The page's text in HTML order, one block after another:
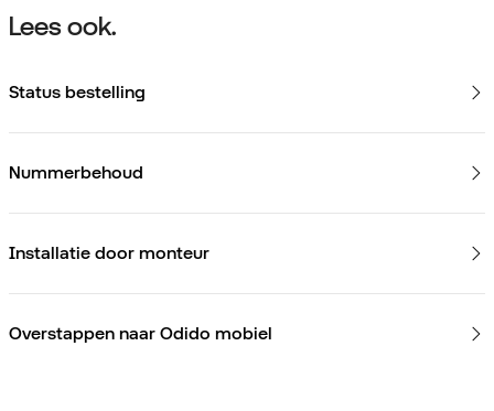
Lees ook.
Status bestelling
Nummerbehoud
Installatie door monteur
Overstappen naar Odido mobiel